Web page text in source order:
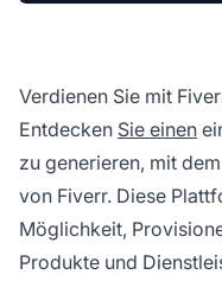
Verdienen Sie mit
Entdecken Sie einen
zu generieren, mit dem
von Fiverr. Diese
Möglichkeit,
Produkte und